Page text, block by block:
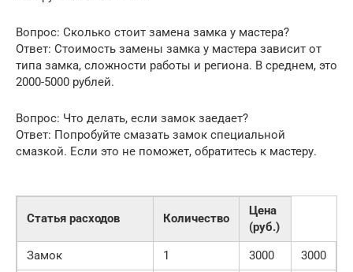
Вопрос: Сколько стоит замена замка у мастера?
Ответ: Стоимость замены замка у мастера зависит от
типа замка, сложности работы и региона. В среднем, это
2000-5000 рублей.
Вопрос: Что делать, если замок заедает?
Ответ: Попробуйте смазать замок специальной
смазкой. Если это не поможет, обратитесь к мастеру.
Статья расходов Количество
Цена
(руб.)
Замок
1 3000 3000